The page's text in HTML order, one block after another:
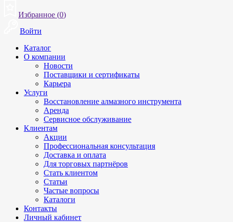
Избранное (0)
Войти
Каталог
О компании
Новости
Поставщики и сертификаты
Карьера
Услуги
Восстановление алмазного инструмента
Аренда
Сервисное обслуживание
Клиентам
Акции
Профессиональная консультация
Доставка и оплата
Для торговых партнёров
Стать клиентом
Статьи
Частые вопросы
Каталоги
Контакты
Личный кабинет